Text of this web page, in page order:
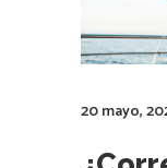
20 mayo,